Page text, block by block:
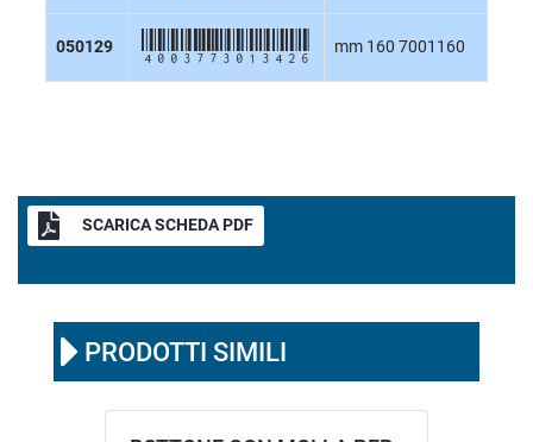
050129 4003773013426 mm 160 7001160
SCARICA SCHEDA PDF
PRODOTTI SIMILI